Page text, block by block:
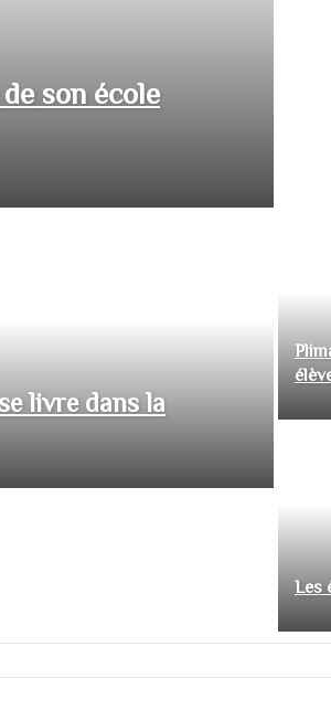
son école
livre dans la
Les